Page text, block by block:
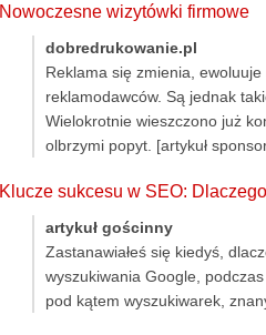
Nowoczesne wizytówki firmowe
dobredrukowanie.pl
Reklama się zmienia,
reklamodawców. Są jednak
Wielokrotnie wieszczono już
olbrzymi popyt. [artykuł
Klucze sukcesu w SEO:
artykuł gościnny
Zastanawiałeś się kiedyś,
wyszukiwania Google,
pod kątem wyszukiwarek,